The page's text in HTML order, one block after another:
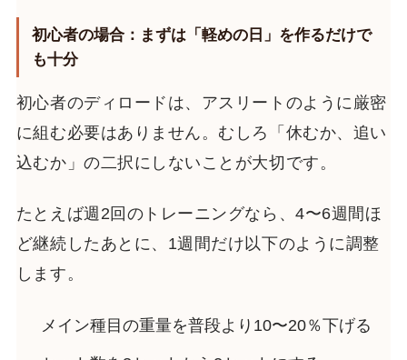
初心者の場合：まずは「軽めの日」を作るだけで
も十分
初心者のディロードは、アスリートのように厳密
に組む必要はありません。むしろ「休むか、追い
込むか」の二択にしないことが大切です。
たとえば週2回のトレーニングなら、4〜6週間ほ
ど継続したあとに、1週間だけ以下のように調整
します。
メイン種目の重量を普段より10〜20％下げる